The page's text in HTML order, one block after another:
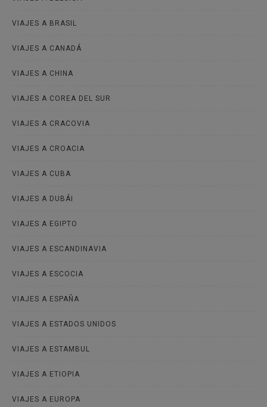
VIAJES A BRASIL
VIAJES A CANADÁ
VIAJES A CHINA
VIAJES A COREA DEL SUR
VIAJES A CRACOVIA
VIAJES A CROACIA
VIAJES A CUBA
VIAJES A DUBÁI
VIAJES A EGIPTO
VIAJES A ESCANDINAVIA
VIAJES A ESCOCIA
VIAJES A ESPAÑA
VIAJES A ESTADOS UNIDOS
VIAJES A ESTAMBUL
VIAJES A ETIOPIA
VIAJES A EUROPA